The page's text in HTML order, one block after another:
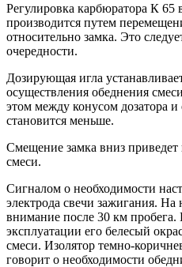
Регулировка карбюратора К 65
производится путем
относительно замка. Это
очередности.
Дозирующая игла
осуществления обеднения
этом между конусом дозатора и
становится меньше.
Смещение замка вниз
смеси.
Сигналом о необходимости
электрода свечи зажигания. На
внимание после 30 км
эксплуатации его белесый
смеси. Изолятор темно-
говорит о необходимости